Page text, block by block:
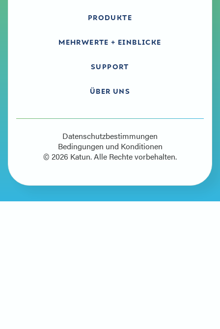
PRODUKTE
MEHRWERTE + EINBLICKE
SUPPORT
ÜBER UNS
© 2026 Katun. Alle Rechte vorbehalten.
Datenschutzbestimmungen
Bedingungen und Konditionen